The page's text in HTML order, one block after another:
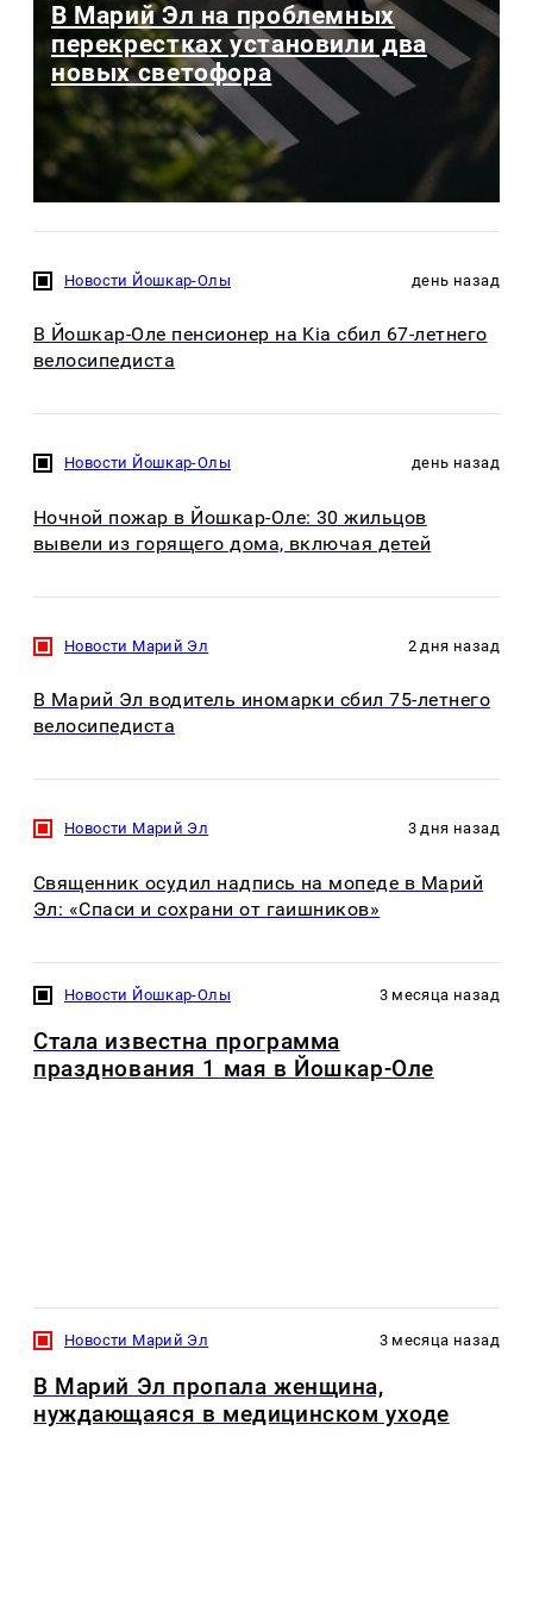
В Марий Эл на проблемных
перекрестках установили два
новых светофора
Новости Йошкар-Олы день назад
В Йошкар-Оле пенсионер на Kia сбил 67-летнего
велосипедиста
Новости Йошкар-Олы день назад
Ночной пожар в Йошкар-Оле: 30 жильцов
вывели из горящего дома, включая детей
Новости Марий Эл 2 дня назад
В Марий Эл водитель иномарки сбил 75-летнего
велосипедиста
Новости Марий Эл 3 дня назад
Священник осудил надпись на мопеде в Марий
Эл: «Спаси и сохрани от гаишников»
Новости Йошкар-Олы 3 месяца назад
Стала известна программа
празднования 1 мая в Йошкар-Оле
Новости Марий Эл 3 месяца назад
В Марий Эл пропала женщина,
нуждающаяся в медицинском уходе